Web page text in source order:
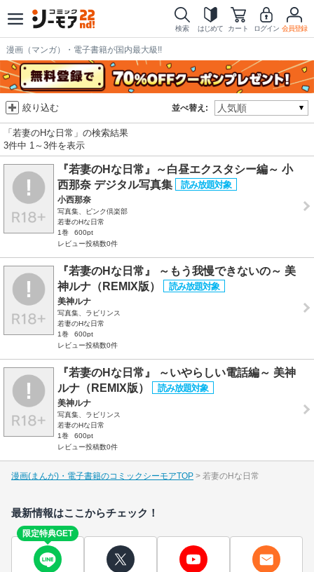
検索 はじめて カート ログイン 会員登録
漫画（マンガ）・電子書籍が国内最大級!!
並べ替え:
絞り込む
「若妻のHな日常」の検索結果
3件中 1～3件を表示
『若妻のHな日常』～白昼エクスタシー編～ 小
西那奈 デジタル写真集
小西那奈
写真集、ピンク倶楽部
若妻のHな日常
1巻
600pt
レビュー投稿数0件
『若妻のHな日常』 ～もう我慢できないの～ 美
神ルナ（REMIX版）
美神ルナ
写真集、ラビリンス
若妻のHな日常
1巻
600pt
レビュー投稿数0件
『若妻のHな日常』 ～いやらしい電話編～ 美神
ルナ（REMIX版）
美神ルナ
写真集、ラビリンス
若妻のHな日常
1巻
600pt
レビュー投稿数0件
漫画(まんが)・電子書籍のコミックシーモアTOP 若妻のHな日常
最新情報はここからチェック！
限定特典GET